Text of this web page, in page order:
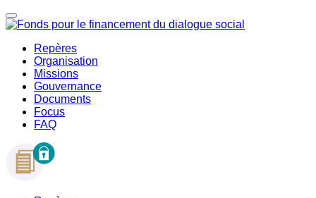
Repères
Organisation
Missions
Gouvernance
Documents
Focus
FAQ